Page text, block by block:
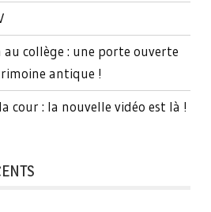
au collège : une porte ouverte
antique !
cour : la nouvelle vidéo est là !